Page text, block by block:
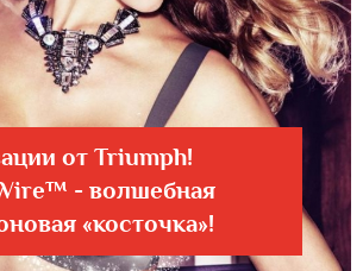
от Triumph!
- волшебная
«косточка»!